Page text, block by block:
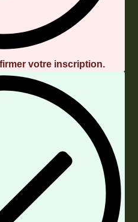
votre inscription.